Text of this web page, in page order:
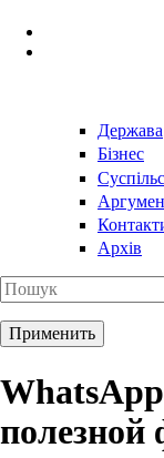
Держава
Бізнес
Архів
полезной